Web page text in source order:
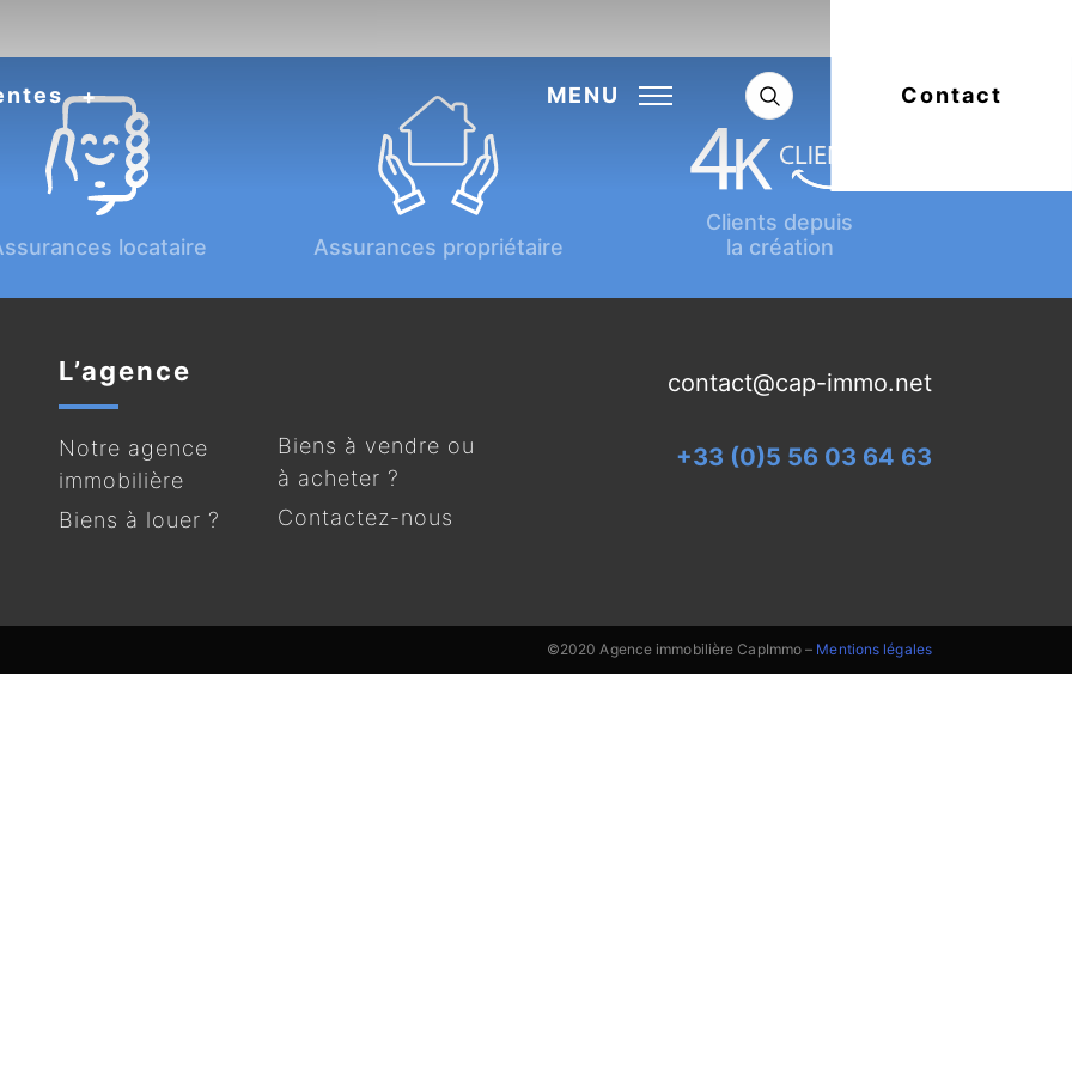
MENU Contact
locataire Assurances propriétaire
Clients depuis
la création
L’agence
Notre agence
immobilière
Biens à louer ?
Biens à vendre ou
à acheter ?
Contactez-nous
contact@cap-immo.net
+33 (0)5 56 03 64 63
©2020 Agence immobilière CapImmo – Mentions légales